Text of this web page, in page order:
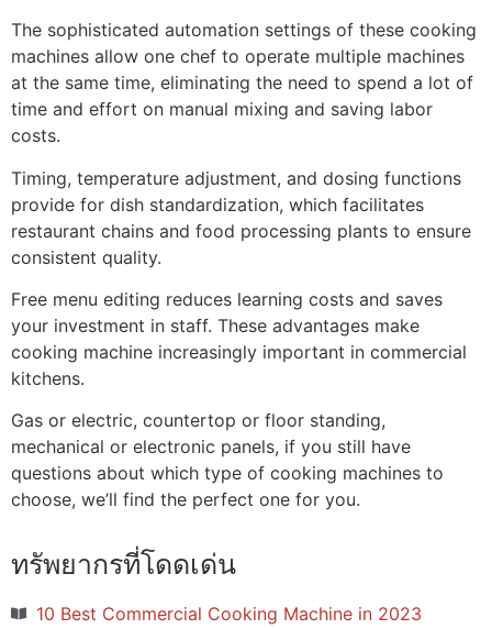
The sophisticated automation settings of these cooking
machines allow one chef to operate multiple machines
at the same time, eliminating the need to spend a lot of
time and effort on manual mixing and saving labor
costs.
Timing, temperature adjustment, and dosing functions
provide for dish standardization, which facilitates
restaurant chains and food processing plants to ensure
consistent quality.
Free menu editing reduces learning costs and saves
your investment in staff. These advantages make
cooking machine increasingly important in commercial
kitchens.
Gas or electric, countertop or floor standing,
mechanical or electronic panels, if you still have
questions about which type of cooking machines to
choose, we’ll find the perfect one for you.
ทรัพยากรที่โดดเด่น
10 Best Commercial Cooking Machine in 2023